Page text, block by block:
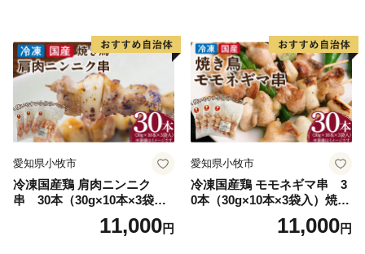
材 具材 お家居酒屋 詰め合わ
せ
愛知県小牧市
冷凍国産鶏 肩肉ニンニク
串 30本（30g×10本×3袋
入）焼き鳥 おつまみ バーベ
キュー 小分け 国産 鶏肉 焼鳥
11,000円
愛知県小牧市
冷凍国産鶏 モモネギマ串 3
0本（30g×10本×3袋入）焼き
鳥 おつまみ バーベキュー 小
分け 国産 鶏肉 焼鳥 やきとり
11,000円